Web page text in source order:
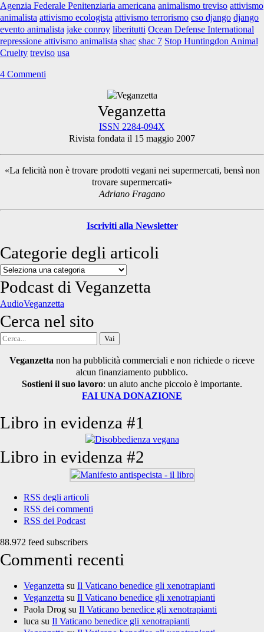
Jake
Conroy
(ex
SHAC)
a
Treviso
Agenzia Federale Penitenziaria americana animalismo treviso attivismo
animalista attivismo ecologista attivismo terrorismo cso django django
evento animalista jake conroy liberitutti Ocean Defense International
repressione attivismo animalista shac shac 7 Stop Huntingdon Animal
Cruelty treviso usa
4 Commenti
Sidebar
Veganzetta
ISSN 2284-094X
Rivista fondata il 15 maggio 2007
«La felicità non è trovare prodotti vegani nei supermercati, bensì non
trovare supermercati»
Adriano Fragano
Iscriviti alla Newsletter
Categorie degli articoli
Categorie
degli
articoli
Podcast di Veganzetta
AudioVeganzetta
Cerca nel sito
Cerca
Veganzetta non ha pubblicità commerciali e non richiede o riceve
alcun finanziamento pubblico.
Sostieni il suo lavoro: un aiuto anche piccolo è importante.
FAI UNA DONAZIONE
Libro in evidenza #1
Libro in evidenza #2
RSS degli articoli
RSS dei commenti
RSS dei Podcast
88.972 feed subscribers
Commenti recenti
Veganzetta su Il Vaticano benedice gli xenotrapianti
Veganzetta su Il Vaticano benedice gli xenotrapianti
Paola Drog su Il Vaticano benedice gli xenotrapianti
luca su Il Vaticano benedice gli xenotrapianti